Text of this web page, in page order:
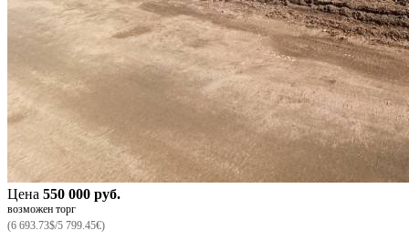
Цена 550 000 руб.
возможен торг
(6 693.73$/5 799.45€)